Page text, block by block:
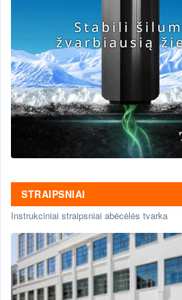
STRAIPSNIAI
Instrukciniai straipsniai abėcėlės tvarka